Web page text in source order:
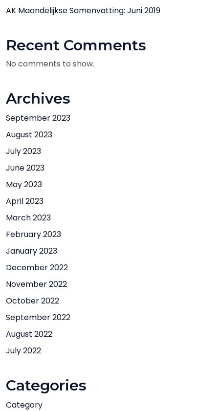
AK Maandelijkse Samenvatting: Juni 2019
Recent Comments
No comments to show.
Archives
September 2023
August 2023
July 2023
June 2023
May 2023
April 2023
March 2023
February 2023
January 2023
December 2022
November 2022
October 2022
September 2022
August 2022
July 2022
Categories
Category